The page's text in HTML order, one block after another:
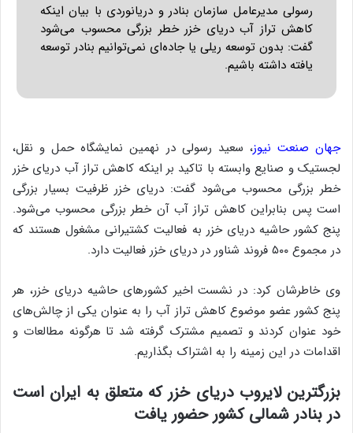
رسولی مدیرعامل سازمان بنادر و دریانوردی با بیان اینکه
کاهش تراز آب دریای خزر خطر بزرگی محسوب می‌شود
گفت: بدون توسعه ریلی یا جاده‌ای نمی‌توانیم بنادر توسعه
یافته داشته باشیم.
جهان صنعت نیوز، سعید رسولی در نهمین نمایشگاه حمل و نقل،
لجستیک و صنایع وابسته با تاکید بر اینکه کاهش تراز آب دریای خزر
خطر بزرگی محسوب می‌شود گفت: دریای خزر ظرفیت بسیار بزرگی
است پس بنابراین کاهش تراز آب آن خطر بزرگی محسوب می‌شود.
پنج کشور حاشیه دریای خزر به فعالیت کشتیرانی مشغول هستند که
در مجموع ۵۰۰ فروند شناور در دریای خزر فعالیت دارد.
وی خاطرشان کرد: در نشست اخیر کشورهای حاشیه دریای خزر، هر
پنج کشور عضو موضوع کاهش تراز آب را به عنوان یکی از چالش‌های
خود عنوان کردند و تصمیم مشترک گرفته شد تا هرگونه مطالعات و
اقدامات در این زمینه را به اشتراک بگذاریم.
بزرگترین لایروب دریای خزر که متعلق به ایران است
در بنادر شمالی کشور حضور یافت